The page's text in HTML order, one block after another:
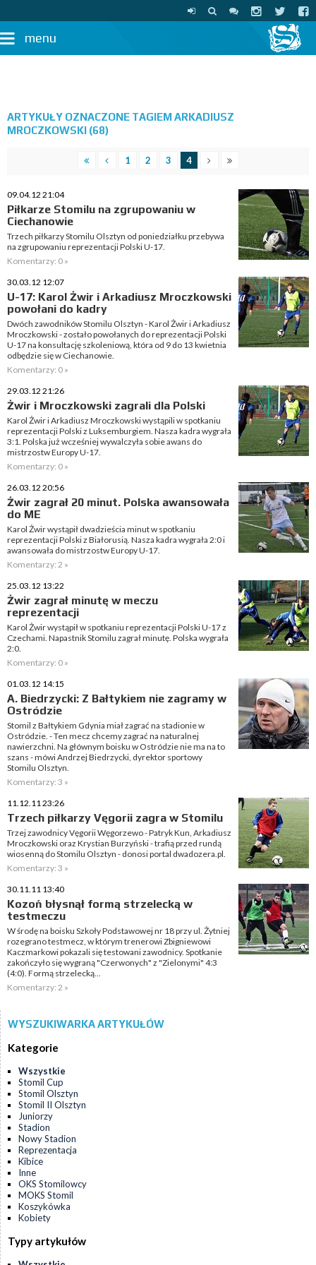
menu
ARTYKUŁY OZNACZONE TAGIEM ARKADIUSZ
MROCZKOWSKI (68)
1 2 3 4
09.04.12 21:04
Piłkarze Stomilu na zgrupowaniu w
Ciechanowie
Trzech piłkarzy Stomilu Olsztyn od poniedziałku przebywa
na zgrupowaniu reprezentacji Polski U-17.
Komentarzy: 0 »
30.03.12 12:07
U-17: Karol Żwir i Arkadiusz Mroczkowski
powołani do kadry
Dwóch zawodników Stomilu Olsztyn - Karol Żwir i Arkadiusz
Mroczkowski - zostało powołanych do reprezentacji Polski
U-17 na konsultację szkoleniową, która od 9 do 13 kwietnia
odbędzie się w Ciechanowie.
Komentarzy: 0 »
29.03.12 21:26
Żwir i Mroczkowski zagrali dla Polski
Karol Żwir i Arkadiusz Mroczkowski wystąpili w spotkaniu
reprezentacji Polski z Luksemburgiem. Nasza kadra wygrała
3:1. Polska już wcześniej wywalczyła sobie awans do
mistrzostw Europy U-17.
Komentarzy: 0 »
26.03.12 20:56
Żwir zagrał 20 minut. Polska awansowała
do ME
Karol Żwir wystąpił dwadzieścia minut w spotkaniu
reprezentacji Polski z Białorusią. Nasza kadra wygrała 2:0 i
awansowała do mistrzostw Europy U-17.
Komentarzy: 2 »
25.03.12 13:22
Żwir zagrał minutę w meczu
reprezentacji
Karol Żwir wystąpił w spotkaniu reprezentacji Polski U-17 z
Czechami. Napastnik Stomilu zagrał minutę. Polska wygrała
2:0.
Komentarzy: 0 »
01.03.12 14:15
A. Biedrzycki: Z Bałtykiem nie zagramy w
Ostródzie
Stomil z Bałtykiem Gdynia miał zagrać na stadionie w
Ostródzie. - Ten mecz chcemy zagrać na naturalnej
nawierzchni. Na głównym boisku w Ostródzie nie ma na to
szans - mówi Andrzej Biedrzycki, dyrektor sportowy
Stomilu Olsztyn.
Komentarzy: 3 »
11.12.11 23:26
Trzech piłkarzy Vęgorii zagra w Stomilu
Trzej zawodnicy Vęgorii Węgorzewo - Patryk Kun, Arkadiusz
Mroczkowski oraz Krystian Burzyński - trafią przed rundą
wiosenną do Stomilu Olsztyn - donosi portal dwadozera.pl.
Komentarzy: 3 »
30.11.11 13:40
Kozoń błysnął formą strzelecką w
testmeczu
W środę na boisku Szkoły Podstawowej nr 18 przy ul. Żytniej
rozegrano testmecz, w którym trenerowi Zbigniewowi
Kaczmarkowi pokazali się testowani zawodnicy. Spotkanie
zakończyło się wygraną "Czerwonych" z "Zielonymi" 4:3
(4:0). Formą strzelecką...
Komentarzy: 2 »
WYSZUKIWARKA ARTYKUŁÓW
Kategorie
Wszystkie
Stomil Cup
Stomil Olsztyn
Stomil II Olsztyn
Juniorzy
Stadion
Nowy Stadion
Reprezentacja
Kibice
Inne
OKS Stomilowcy
MOKS Stomil
Koszykówka
Kobiety
Typy artykułów